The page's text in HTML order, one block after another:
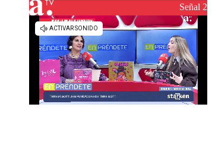
reconstrucciónSeñal 2